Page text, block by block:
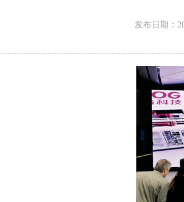
发布日期：